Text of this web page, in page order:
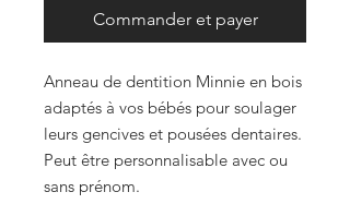
Commander et payer
Anneau de dentition Minnie en bois
adaptés à vos bébés pour soulager
leurs gencives et pousées dentaires.
Peut être personnalisable avec ou
sans prénom.